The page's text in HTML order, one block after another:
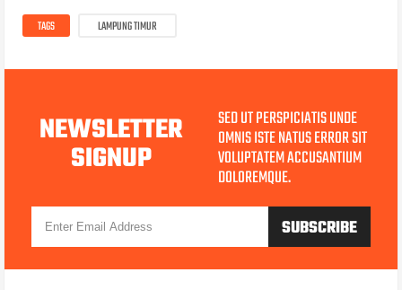
TAGS LAMPUNG TIMUR
NEWSLETTER
SIGNUP
SED UT PERSPICIATIS UNDE
OMNIS ISTE NATUS ERROR SIT
VOLUPTATEM ACCUSANTIUM
DOLOREMQUE.